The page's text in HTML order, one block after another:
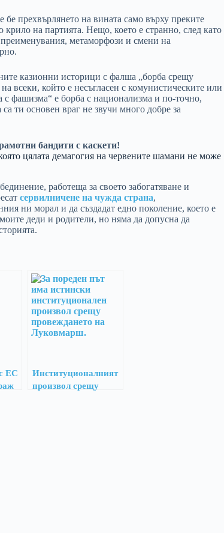
прехвърлянето на вината само върху преките
на партията. Нещо, което е странно, след като
метаморфози и смени на
казионни историци с фалша „борба срещу
всеки, който е несъгласен с комунистическите или
с фашизма“ е борба с национализма и по-точно,
са ти основен враг не звучи много добре за
бандити с каскети!
цялата демагогия на червените шамани не може
работеща за своето забогатяване и
сервилничене на чужда страна,
ни морал и да създадат едно поколение, което е
деди и родители, но няма да допусна да
ЕС
Институционалният
произвол срещу